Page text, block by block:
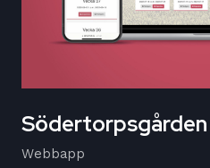
Södertorpsgården
Webbapp